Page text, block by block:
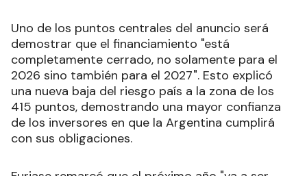
Uno de los puntos centrales del anuncio será
demostrar que el financiamiento "está
completamente cerrado, no solamente para el
2026 sino también para el 2027". Esto explicó
una nueva baja del riesgo país a la zona de los
415 puntos, demostrando una mayor confianza
de los inversores en que la Argentina cumplirá
con sus obligaciones.